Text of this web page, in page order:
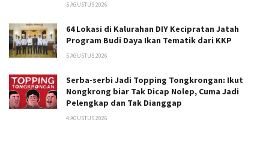
5 AGUSTUS 2026
64 Lokasi di Kalurahan DIY Kecipratan Jatah
Program Budi Daya Ikan Tematik dari KKP
5 AGUSTUS 2026
Serba-serbi Jadi Topping Tongkrongan: Ikut
Nongkrong biar Tak Dicap Nolep, Cuma Jadi
Pelengkap dan Tak Dianggap
4 AGUSTUS 2026